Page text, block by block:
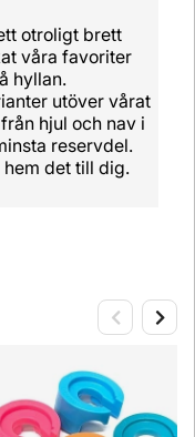
otroligt brett
våra favoriter
hyllan.
utöver vårat
hjul och nav i
reservdel.
det till dig.